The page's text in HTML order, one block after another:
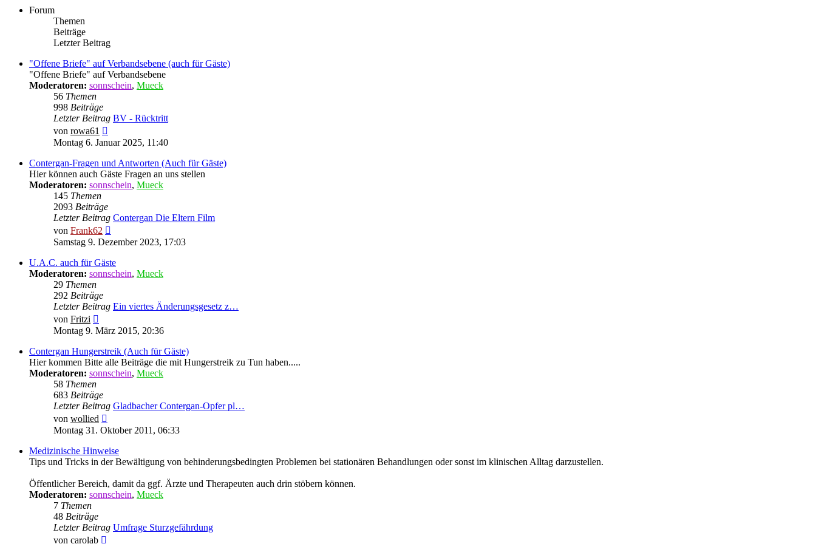
Forum
Themen
Beiträge
Letzter Beitrag
"Offene Briefe" auf Verbandsebene (auch für Gäste)
"Offene Briefe" auf Verbandsebene
Moderatoren: sonnschein, Mueck
56 Themen
998 Beiträge
Letzter Beitrag BV - Rücktritt
von rowa61
Beitrag
Montag 6. Januar 2025, 11:40
Contergan-Fragen und Antworten (Auch für Gäste)
Hier können auch Gäste Fragen an uns stellen
Moderatoren: sonnschein, Mueck
145 Themen
2093 Beiträge
Letzter Beitrag Contergan Die Eltern Film
von Frank62
Beitrag
Samstag 9. Dezember 2023, 17:03
U.A.C. auch für Gäste
Moderatoren: sonnschein, Mueck
29 Themen
292 Beiträge
Letzter Beitrag Ein viertes Änderungsgesetz z…
von Fritzi
Beitrag
Montag 9. März 2015, 20:36
Contergan Hungerstreik (Auch für Gäste)
Hier kommen Bitte alle Beiträge die mit Hungerstreik zu Tun haben.....
Moderatoren: sonnschein, Mueck
58 Themen
683 Beiträge
Letzter Beitrag Gladbacher Contergan-Opfer pl…
von wollied
Beitrag
Montag 31. Oktober 2011, 06:33
Medizinische Hinweise
Tips und Tricks in der Bewältigung von behinderungsbedingten Problemen bei stationären Behandlungen oder sonst im klinischen Alltag darzustellen.
Öffentlicher Bereich, damit da ggf. Ärzte und Therapeuten auch drin stöbern können.
Moderatoren: sonnschein, Mueck
7 Themen
48 Beiträge
Letzter Beitrag Umfrage Sturzgefährdung
von carolab